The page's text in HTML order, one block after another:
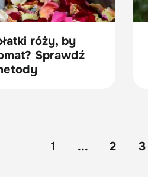
róży, by
Sprawdź
1 ... 2 3